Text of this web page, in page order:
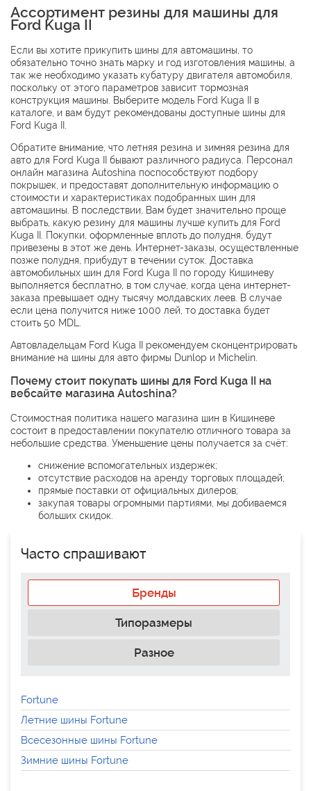
Ассортимент резины для машины для
Ford Kuga II
Если вы хотите прикупить шины для автомашины, то
обязательно точно знать марку и год изготовления машины, а
так же необходимо указать кубатуру двигателя автомобиля,
поскольку от этого параметров зависит тормозная
конструкция машины. Выберите модель Ford Kuga II в
каталоге, и вам будут рекомендованы доступные шины для
Ford Kuga II.
Обратите внимание, что летняя резина и зимняя резина для
авто для Ford Kuga II бывают различного радиуса. Персонал
онлайн магазина Autoshina поспособствуют подбору
покрышек, и предоставят дополнительную информацию о
стоимости и характеристиках подобранных шин для
автомашины. В последствии, Вам будет значительно проще
выбрать, какую резину для машины лучше купить для Ford
Kuga II. Покупки, оформленные вплоть до полудня, будут
привезены в этот же день. Интернет-заказы, осуществленные
позже полудня, прибудут в течении суток. Доставка
автомобильных шин для Ford Kuga II по городу Кишиневу
выполняется бесплатно, в том случае, когда цена интернет-
заказа превышает одну тысячу молдавских леев. В случае
если цена получится ниже 1000 лей, то доставка будет
стоить 50 MDL.
Автовладельцам Ford Kuga II рекомендуем сконцентрировать
внимание на шины для авто фирмы Dunlop и Michelin
Почему стоит покупать шины для Ford Kuga II на
вебсайте магазина Autoshina?
Стоимостная политика нашего магазина шин в Кишиневе
состоит в предоставлении покупателю отличного товара за
небольшие средства. Уменьшение цены получается за счёт:
снижение вспомогательных издержек;
отсутствие расходов на аренду торговых площадей;
прямые поставки от официальных дилеров;
закупая товары огромными партиями, мы добиваемся
больших скидок.
Часто спрашивают
Бренды
Типоразмеры
Разное
Fortune
Летние шины Fortune
Всесезонные шины Fortune
Зимние шины Fortune